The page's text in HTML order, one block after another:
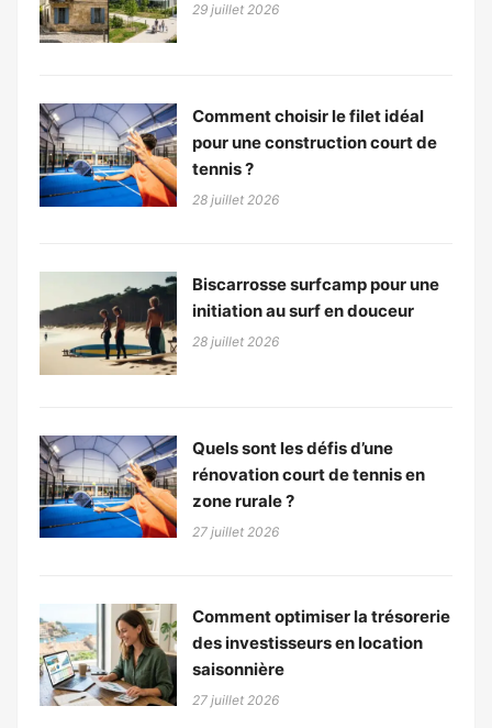
29 juillet 2026
Comment choisir le filet idéal
pour une construction court de
tennis ?
28 juillet 2026
Biscarrosse surfcamp pour une
initiation au surf en douceur
28 juillet 2026
Quels sont les défis d’une
rénovation court de tennis en
zone rurale ?
27 juillet 2026
Comment optimiser la trésorerie
des investisseurs en location
saisonnière
27 juillet 2026